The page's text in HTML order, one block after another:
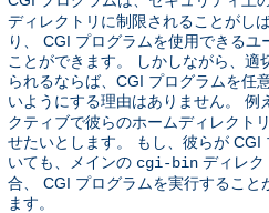
ディレクトリに制限されることがし
り、 CGI プログラムを使用できる
ことができます。 しかしながら、適
られるならば、CGI プログラムを任
いようにする理由はありません。 例
クティブで彼らのホームディレクト
せたいとします。 もし、彼らが
いても、メインの cgi-bin ディレク
合、 CGI プログラムを実行すること
ます。